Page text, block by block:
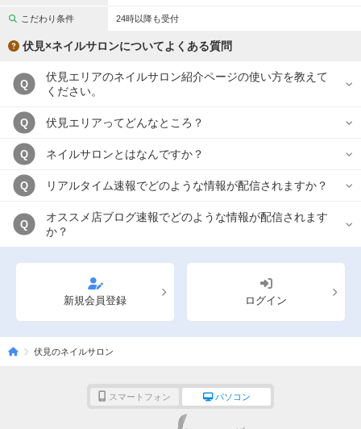
こだわり条件 24時以降も受付
伏見×ネイルサロンについてよくある質問
Q
伏見エリアのネイルサロン紹介ページの使い方を教えて
ください。
Q 伏見エリアってどんなところ？
Q ネイルサロンとはなんですか？
Q リアルタイム速報でどのような情報が配信されますか？
Q
オススメ店ブログ速報でどのような情報が配信されます
か？
新規会員登録 ログイン
伏見のネイルサロン
スマートフォン パソコン